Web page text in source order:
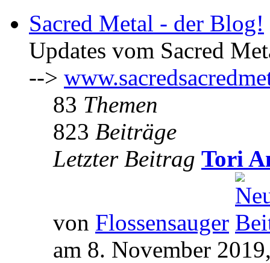
Sacred Metal - der Blog!
Updates vom Sacred
-->
83 Themen
823 Beiträge
Letzter Beitrag Tori
von Flossensauger
am 8. November